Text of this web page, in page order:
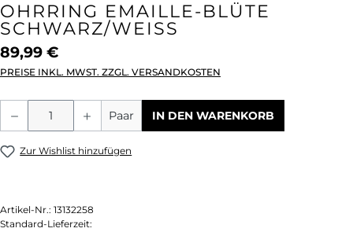
OHRRING EMAILLE-BLÜTE
SCHWARZ/WEISS
89,99 €
PREISE INKL. MWST. ZZGL. VERSANDKOSTEN
Produkt Anzahl: Gib den gewünschten
Paar IN DEN WARENKORB
Zur Wishlist hinzufügen
Artikel-Nr.: 13132258
Standard-Lieferzeit: